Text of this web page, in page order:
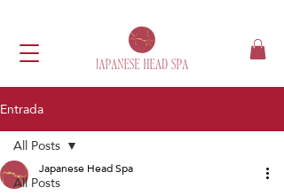
Entrada
All Posts
All Posts
Japanese Head Spa